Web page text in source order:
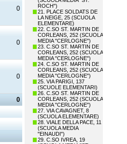
0
0
0
0
ROCH")
21. PLACE SOLDATS DE
LA NEIGE, 25 (SCUOLA
ELEMENTARE)
22. C.SO ST. MARTIN DE
CORLEANS, 252 (SCUOLA
MEDIA "CERLOGNE")
23. C.SO ST. MARTIN DE
CORLEANS, 252 (SCUOLA
MEDIA "CERLOGNE")
24. C.SO ST. MARTIN DE
CORLEANS, 252 (SCUOLA
MEDIA "CERLOGNE")
25. VIA PARIGI, 137
(SCUOLE ELEMENTARI)
26. C.SO ST. MARTIN DE
CORLEANS, 252 (SCUOLA
MEDIA "CERLOGNE")
27. VIA CAVAGNET, 8
(SCUOLA ELEMENTARE)
28. VIALE DELLA PACE, 11
(SCUOLA MEDIA
"EINAUDI")
29. C.SO IVREA, 19